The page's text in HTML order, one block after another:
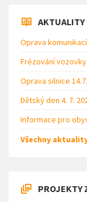
AKTUALITY
Oprava
Frézování vozovky
Oprava silnice
Dětský den 4. 7.
Informace pro
Všechny
PROJEKTY